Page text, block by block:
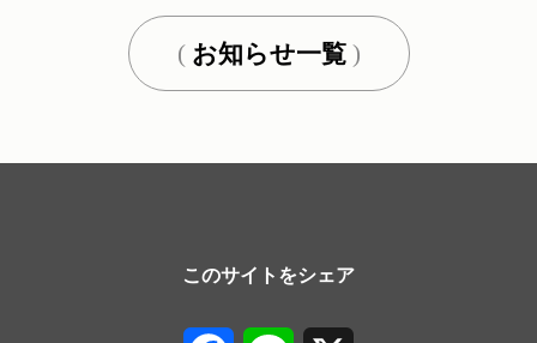
お知らせ一覧
このサイトをシェア